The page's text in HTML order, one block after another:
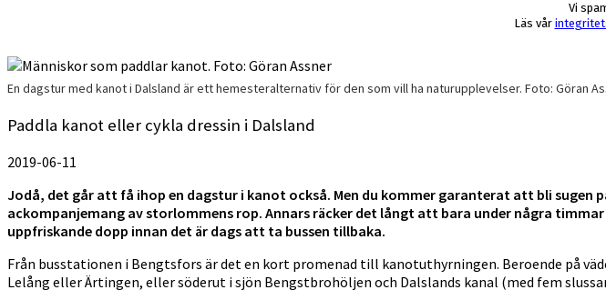
Vi
Läs vår
En dagstur med kanot i Dalsland är ett hemesteralternativ för den som vill ha naturupplevelser. Foto: Göran
Paddla kanot eller cykla dressin i Dalsland
2019-06-11
Jodå, det går att få ihop en dagstur i kanot också. Men du kommer garanterat att bli
ackompanjemang av storlommens rop. Annars räcker det långt att bara under några
uppfriskande dopp innan det är dags att ta bussen tillbaka.
Från busstationen i Bengtsfors är det en kort promenad till kanotuthyrningen. Beroende på
Lelång eller Ärtingen, eller söderut i sjön Bengstbrohöljen och Dalslands kanal (med fem